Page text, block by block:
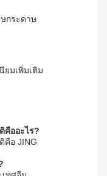
กระดาษ
ยมเพิ่มเติม
คืออะไร?
คือ JING